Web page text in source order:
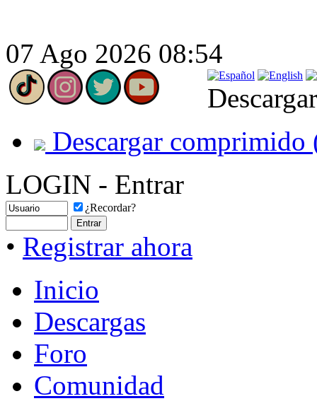
07 Ago 2026 08:54
Descargar comprimido
LOGIN - Entrar
¿Recordar?
• Registrar ahora
Inicio
Descargas
Foro
Comunidad